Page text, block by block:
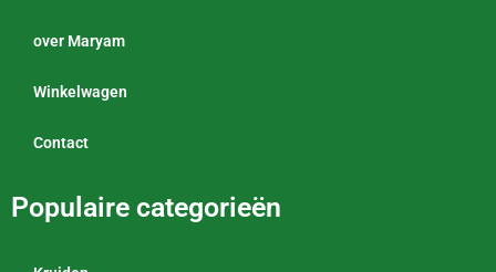
over Maryam
Winkelwagen
Contact
Populaire categorieën